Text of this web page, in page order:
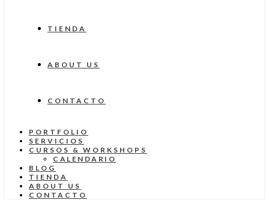
TIENDA
ABOUT US
CONTACTO
PORTFOLIO
SERVICIOS
CURSOS & WORKSHOPS
CALENDARIO
BLOG
TIENDA
ABOUT US
CONTACTO